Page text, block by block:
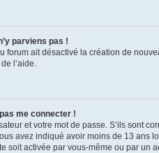
parviens pas !
forum ait désactivé la création de
l’aide.
me connecter !
et votre mot de passe. S’ils sont
avez indiqué avoir moins de 13 ans
soit activée par vous-même ou par un